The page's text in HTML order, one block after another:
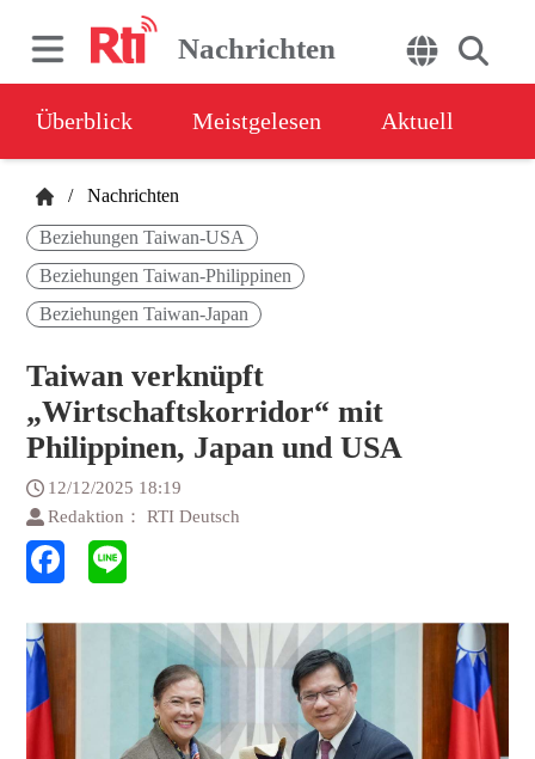
Nachrichten
Überblick Meistgelesen Aktuell
/ Nachrichten
Beziehungen Taiwan-USA
Beziehungen Taiwan-Philippinen
Beziehungen Taiwan-Japan
Taiwan verknüpft
„Wirtschaftskorridor“ mit
Philippinen, Japan und USA
12/12/2025 18:19
Redaktion： RTI Deutsch